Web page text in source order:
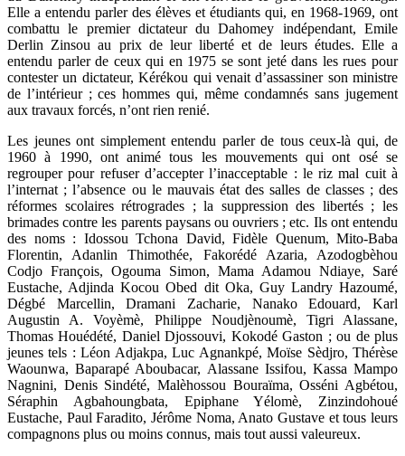
Elle a entendu parler des élèves et étudiants qui, en 1968-1969, ont
combattu le premier dictateur du Dahomey indépendant, Emile
Derlin Zinsou au prix de leur liberté et de leurs études. Elle a
entendu parler de ceux qui en 1975 se sont jeté dans les rues pour
contester un dictateur, Kérékou qui venait d’assassiner son ministre
de l’intérieur ; ces hommes qui, même condamnés sans jugement
aux travaux forcés, n’ont rien renié.
Les jeunes ont simplement entendu parler de tous ceux-là qui, de
1960 à 1990, ont animé tous les mouvements qui ont osé se
regrouper pour refuser d’accepter l’inacceptable : le riz mal cuit à
l’internat ; l’absence ou le mauvais état des salles de classes ; des
réformes scolaires rétrogrades ; la suppression des libertés ; les
brimades contre les parents paysans ou ouvriers ; etc. Ils ont entendu
des noms : Idossou Tchona David, Fidèle Quenum, Mito-Baba
Florentin, Adanlin Thimothée, Fakorédé Azaria, Azodogbèhou
Codjo François, Ogouma Simon, Mama Adamou Ndiaye, Saré
Eustache, Adjinda Kocou Obed dit Oka, Guy Landry Hazoumé,
Dégbé Marcellin, Dramani Zacharie, Nanako Edouard, Karl
Augustin A. Voyèmè, Philippe Noudjènoumè, Tigri Alassane,
Thomas Houédété, Daniel Djossouvi, Kokodé Gaston ; ou de plus
jeunes tels : Léon Adjakpa, Luc Agnankpé, Moïse Sèdjro, Thérèse
Waounwa, Baparapé Aboubacar, Alassane Issifou, Kassa Mampo
Nagnini, Denis Sindété, Malèhossou Bouraïma, Osséni Agbétou,
Séraphin Agbahoungbata, Epiphane Yélomè, Zinzindohoué
Eustache, Paul Faradito, Jérôme Noma, Anato Gustave et tous leurs
compagnons plus ou moins connus, mais tout aussi valeureux.